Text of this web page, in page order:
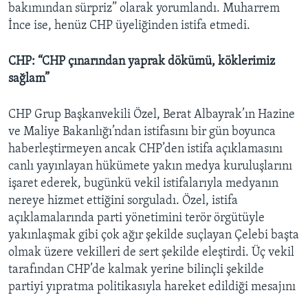
bakımından sürpriz” olarak yorumlandı. Muharrem
İnce ise, henüz CHP üyeliğinden istifa etmedi.
CHP: “CHP çınarından yaprak dökümü, köklerimiz
sağlam”
CHP Grup Başkanvekili Özel, Berat Albayrak’ın Hazine
ve Maliye Bakanlığı’ndan istifasını bir gün boyunca
haberleştirmeyen ancak CHP’den istifa açıklamasını
canlı yayınlayan hükümete yakın medya kuruluşlarını
işaret ederek, bugünkü vekil istifalarıyla medyanın
nereye hizmet ettiğini sorguladı. Özel, istifa
açıklamalarında parti yönetimini terör örgütüyle
yakınlaşmak gibi çok ağır şekilde suçlayan Çelebi başta
olmak üzere vekilleri de sert şekilde eleştirdi. Üç vekil
tarafından CHP’de kalmak yerine bilinçli şekilde
partiyi yıpratma politikasıyla hareket edildiği mesajını